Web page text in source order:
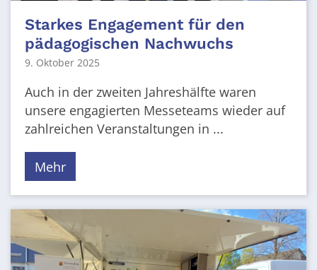
Starkes Engagement für den
pädagogischen Nachwuchs
9. Oktober 2025
Auch in der zweiten Jahreshälfte waren
unsere engagierten Messeteams wieder auf
zahlreichen Veranstaltungen in ...
Mehr